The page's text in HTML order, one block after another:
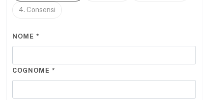
4. Consensi
NOME *
COGNOME *